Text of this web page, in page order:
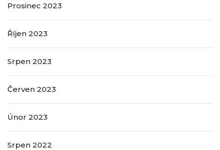
Prosinec 2023
Říjen 2023
Srpen 2023
Červen 2023
Únor 2023
Srpen 2022